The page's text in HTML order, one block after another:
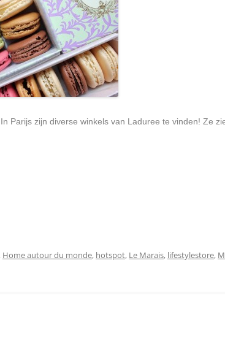
Parijs zijn diverse winkels van Laduree te vinden! Ze
, Home autour du monde, hotspot, Le Marais, lifestylestore,